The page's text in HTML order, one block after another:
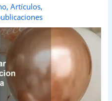
,Artículos,